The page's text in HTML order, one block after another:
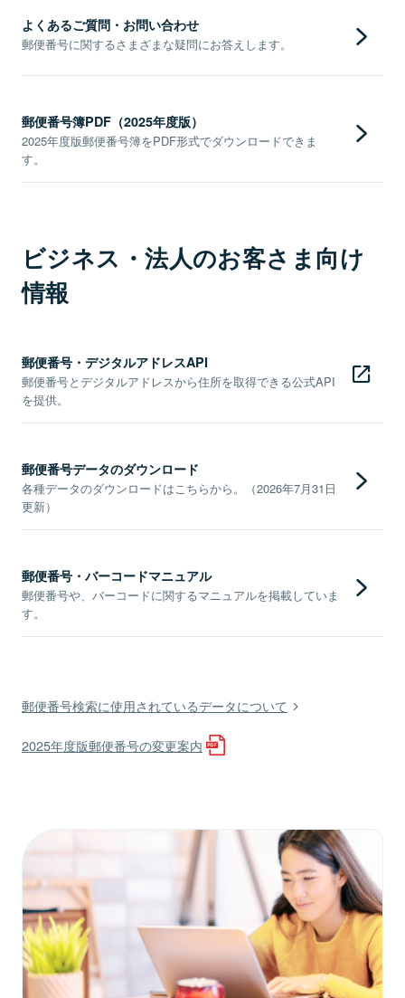
よくあるご質問・お問い合わせ
郵便番号に関するさまざまな疑問にお答えします。
郵便番号簿PDF（2025年度版）
2025年度版郵便番号簿をPDF形式でダウンロードできま
す。
ビジネス・法人のお客さま向け
情報
郵便番号・デジタルアドレスAPI
郵便番号とデジタルアドレスから住所を取得できる公式API
を提供。
郵便番号データのダウンロード
各種データのダウンロードはこちらから。（2026年7月31日
更新）
郵便番号・バーコードマニュアル
郵便番号や、バーコードに関するマニュアルを掲載していま
す。
郵便番号検索に使用されているデータについて
2025年度版郵便番号の変更案内